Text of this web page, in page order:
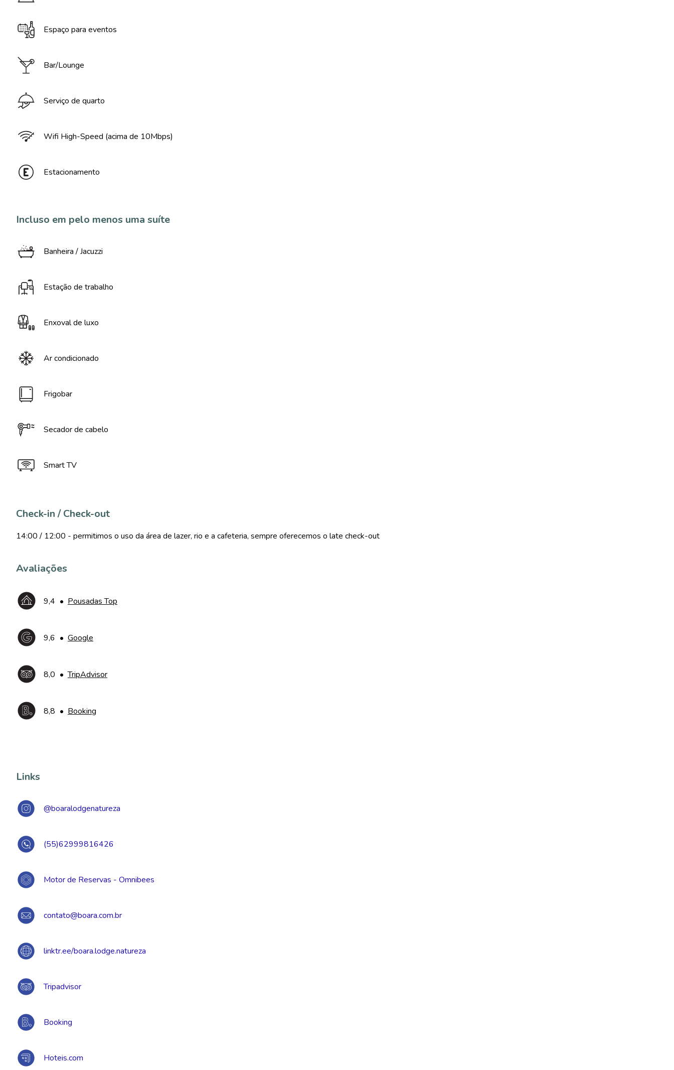
Espaço para eventos
Bar/Lounge
Serviço de quarto
Wifi High-Speed (acima de 10Mbps)
Estacionamento
Incluso em pelo menos uma suíte
Banheira / Jacuzzi
Estação de trabalho
Enxoval de luxo
Ar condicionado
Frigobar
Secador de cabelo
Smart TV
Check-in / Check-out
14:00 / 12:00 - permitimos o uso da área de lazer, rio e a cafeteria, sempre oferecemos o late check-out
Avaliações
9,4 • Pousadas Top
9,6 • Google
8,0 •TripAdvisor
8,8 • Booking
Links
@boaralodgenatureza
(55)62999816426
Motor de Reservas - Omnibees
contato@boara.com.br
linktr.ee/boara.lodge.natureza
Tripadvisor
Booking
Hoteis.com